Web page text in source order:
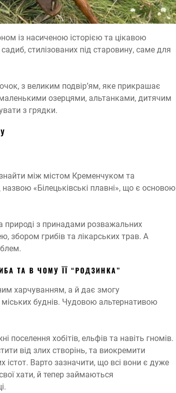
із насиченою історією та цікавою
стилізованих під старовину, саме для
з великим подвір’ям, яке прикрашає
озерцями, альтанками, дитячим
з грядки.
між містом Кременчуком та
«Білецьківські плавні», що є основою
природі з принадами розважальних
збором грибів та лікарських трав. А
ТА В ЧОМУ ЇЇ “РОДЗИНКА”
харчуванням, а й дає змогу
буднів. Чудовою альтернативою
хобітів, ельфів та навіть гномів.
від злих створінь, та виокремити
істот. Варто зазначити, що всі вони є дуже
хати, й тепер займаються